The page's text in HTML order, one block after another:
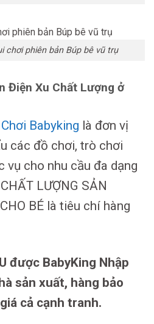
chơi phiên bản Búp bê vũ trụ
Điện Xu Chất Lượng ở
Babyking là đơn vị
các đồ chơi, trò chơi
vụ cho nhu cầu đa dạng
LƯỢNG SẢN
BÉ là tiêu chí hàng
được BabyKing Nhập
sản xuất, hàng bảo
cả cạnh tranh.